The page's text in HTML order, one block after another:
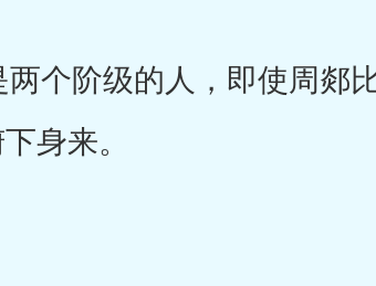
个阶级的人，即使周郯
身来。